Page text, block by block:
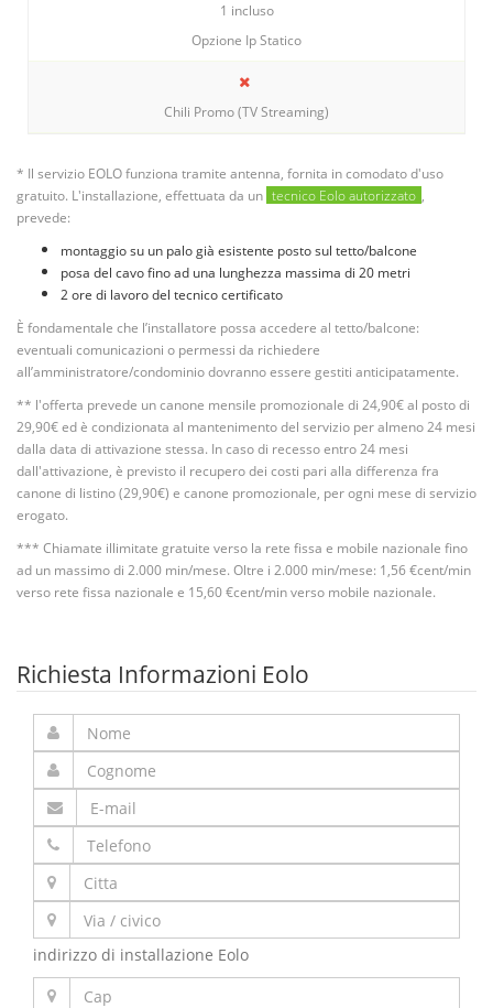
1 incluso
Opzione Ip Statico
Chili Promo (TV Streaming)
* Il servizio EOLO funziona tramite antenna, fornita in comodato d'uso
gratuito. L'installazione, effettuata da un tecnico Eolo autorizzato
prevede:
montaggio su un palo già esistente posto sul tetto/balcone
posa del cavo fino ad una lunghezza massima di 20 metri
2 ore di lavoro del tecnico certificato
È fondamentale che l’installatore possa accedere al tetto/balcone:
eventuali comunicazioni o permessi da richiedere
all’amministratore/condominio dovranno essere gestiti anticipatamente.
** l'offerta prevede un canone mensile promozionale di 24,90€ al posto di
29,90€ ed è condizionata al mantenimento del servizio per almeno 24 mesi
dalla data di attivazione stessa. In caso di recesso entro 24 mesi
dall'attivazione, è previsto il recupero dei costi pari alla differenza fra
canone di listino (29,90€) e canone promozionale, per ogni mese di servizio
erogato.
*** Chiamate illimitate gratuite verso la rete fissa e mobile nazionale fino
ad un massimo di 2.000 min/mese. Oltre i 2.000 min/mese: 1,56 €cent/min
verso rete fissa nazionale e 15,60 €cent/min verso mobile nazionale.
Richiesta Informazioni Eolo
indirizzo di installazione Eolo